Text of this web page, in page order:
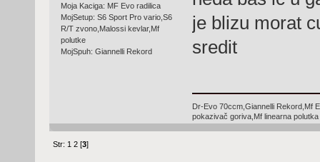
Moja Kaciga: MF Evo radilica
MojSetup: S6 Sport Pro vario,S6
R/T zvono,Malossi kevlar,Mf
polutke
MojSpuh: Giannelli Rekord
je blizu morat
sredit
Dr-Evo 70ccm,Giannelli Rekord,Mf
pokazivač goriva,Mf linearna polutka
Str: 1 2 [3]